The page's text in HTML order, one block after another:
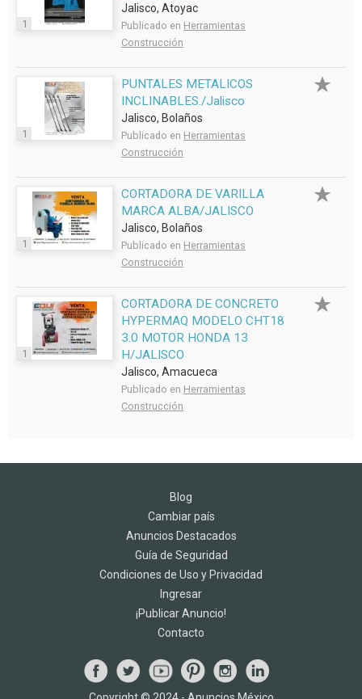
1
Jalisco, Atoyac
Publicado en Herramientas
Construcción
1
PUNTALES METALICOS
INCLINABLES./Jalisco
Jalisco, Bolaños
Publicado en Herramientas
Construcción
1
CORTADORA DE VARILLA
MARCA ALBA/JALISCO
Jalisco, Bolaños
Publicado en Herramientas
Construcción
1
CORTADORA DE CONCRETO
HYPERMAQ MODELO CHT18
3.0 MOTOR HONDA 13
H/JALISCO
Jalisco, Amacueca
Publicado en Herramientas
Construcción
Blog
Cambiar país
Anuncios Destacados
Guía de Seguridad
Condiciones de Uso y Privacidad
Ingresar
¡Publicar Anuncio!
Contacto